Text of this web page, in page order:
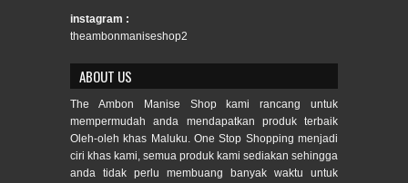
instagram :
theambonmaniseshop2
ABOUT US
The Ambon Manise Shop kami rancang untuk
mempermudah anda mendapatkan produk terbaik
Oleh-oleh khas Maluku. One Stop Shopping menjadi
ciri khas kami, semua produk kami sediakan sehingga
anda tidak perlu membuang banyak waktu untuk